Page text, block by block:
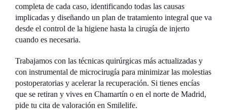
completa de cada caso, identificando todas las causas
implicadas y diseñando un plan de tratamiento integral que va
desde el control de la higiene hasta la cirugía de injerto
cuando es necesaria.
Trabajamos con las técnicas quirúrgicas más actualizadas y
con instrumental de microcirugía para minimizar las molestias
postoperatorias y acelerar la recuperación. Si tienes encías
que se retiran y vives en Chamartín o en el norte de Madrid,
pide tu cita de valoración en Smilelife.